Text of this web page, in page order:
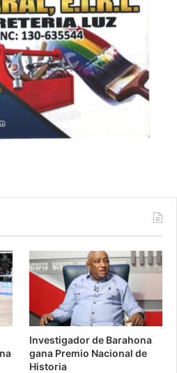
Investigador de Barahona
gana Premio Nacional de
Historia